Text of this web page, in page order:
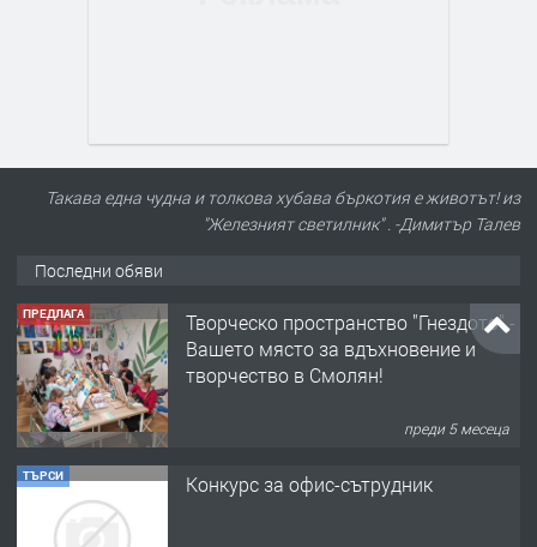
Такава една чудна и толкова хубава бъркотия е животът! из
"Железният светилник" . -Димитър Талев
Последни обяви
Вашето място за вдъхновение и
творчество в Смолян!
ТЪРСИ Конкурс за офис-сътрудник
преди 8 месеца
ПРЕДЛАГА Домашна помощница